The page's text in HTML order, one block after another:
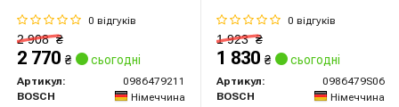
0 відгуків
2 908₴
2 770 ₴ сьогодні
Артикул:
0986479211
BOSCH
Німеччина
0 відгуків
1 923₴
1 830 ₴ сьогодні
Артикул:
0986479S06
BOSCH
Німеччина